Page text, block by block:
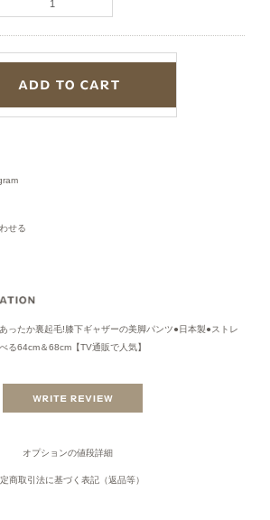
せる
ったか裏起毛!膝下ギャザーの美脚パンツ●日本製●ストレ
る64cm＆68cm【TV通販で人気】
オプションの値段詳細
商取引法に基づく表記（返品等）